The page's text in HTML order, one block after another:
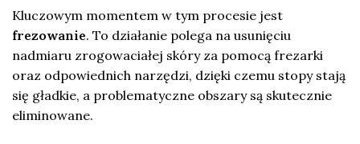
Kluczowym momentem w tym procesie jest
frezowanie. To działanie polega na usunięciu
nadmiaru zrogowaciałej skóry za pomocą frezarki
oraz odpowiednich narzędzi, dzięki czemu stopy stają
się gładkie, a problematyczne obszary są skutecznie
eliminowane.